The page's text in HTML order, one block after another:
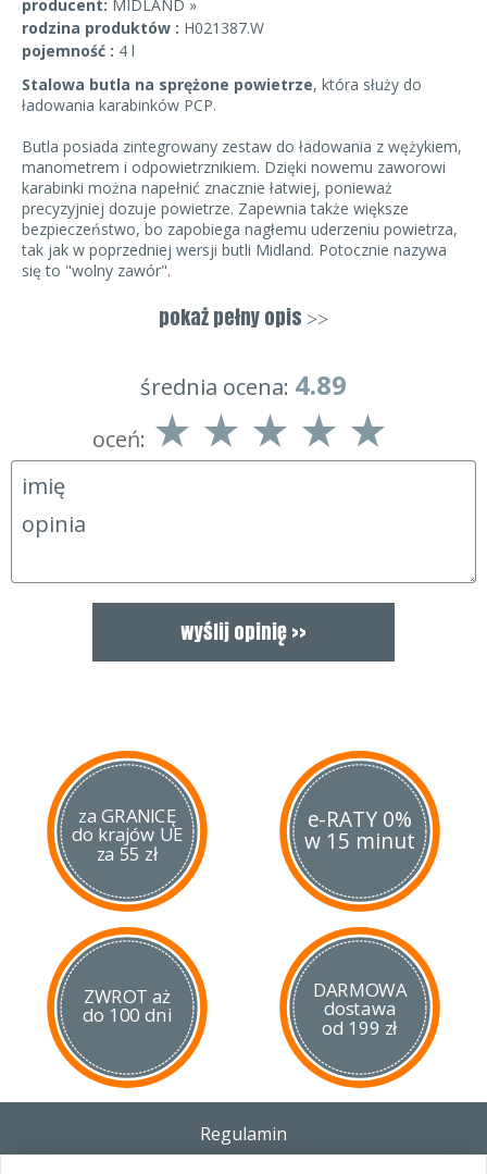
producent: MIDLAND »
rodzina produktów : H021387.W
pojemność : 4 l
Stalowa butla na sprężone powietrze, która służy do
ładowania karabinków PCP.
Butla posiada zintegrowany zestaw do ładowania z wężykiem,
manometrem i odpowietrznikiem. Dzięki nowemu zaworowi
karabinki można napełnić znacznie łatwiej, ponieważ
precyzyjniej dozuje powietrze. Zapewnia także większe
bezpieczeństwo, bo zapobiega nagłemu uderzeniu powietrza,
tak jak w poprzedniej wersji butli Midland. Potocznie nazywa
się to "wolny zawór".
karabinka (przy pojemności zasobnika 185 cm3).
która jest jednocześnie datą pierwszego atestu. Według
polskich przepisów atest taki jest ważny przez 10 lat.
Butle są dostarczane puste; po otrzymaniu butli należy
ją naładować sprężonym powietrzem.
pokaż pełny opis >>
średnia ocena: 4.89
oceń:
za GRANICĘ
do krajów UE
za 55 zł
e-RATY 0%
w 15 minut
ZWROT aż
do 100 dni
DARMOWA
dostawa
od 199 zł
Regulamin